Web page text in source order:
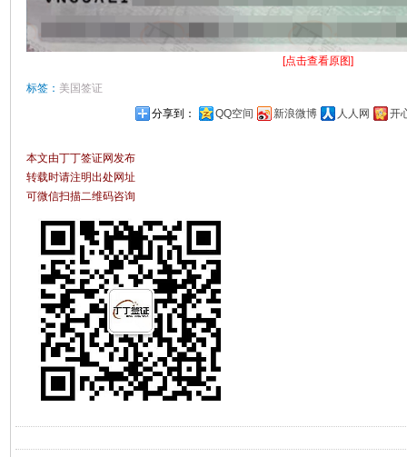
[点击查看原图]
标签： 美国签证
分享到：
QQ空间 新浪微博 人人网 开
本文由丁丁签证网发布
转载时请注明出处网址
可微信扫描二维码咨询